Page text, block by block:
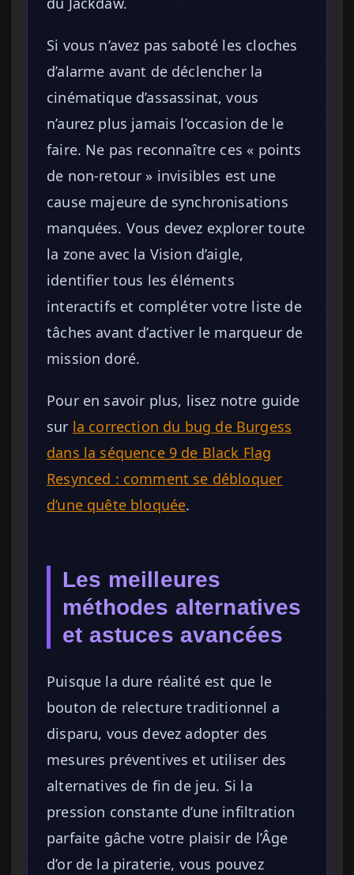
Si vous n’avez pas saboté les cloches
d’alarme avant de déclencher la
cinématique d’assassinat, vous
n’aurez plus jamais l’occasion de le
faire. Ne pas reconnaître ces « points
de non-retour » invisibles est une
cause majeure de synchronisations
manquées. Vous devez explorer toute
la zone avec la Vision d’aigle,
identifier tous les éléments
interactifs et compléter votre liste de
tâches avant d’activer le marqueur de
mission doré.
Pour en savoir plus, lisez notre guide
sur la correction du bug de Burgess
dans la séquence 9 de Black Flag
Resynced : comment se débloquer
d’une quête bloquée.
Les meilleures
méthodes alternatives
et astuces avancées
Puisque la dure réalité est que le
bouton de relecture traditionnel a
disparu, vous devez adopter des
mesures préventives et utiliser des
alternatives de fin de jeu. Si la
pression constante d’une infiltration
parfaite gâche votre plaisir de l’Âge
d’or de la piraterie, vous pouvez